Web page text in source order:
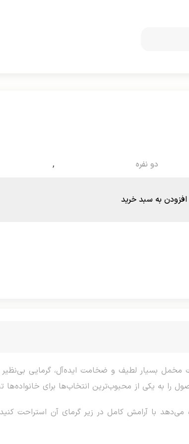
دو نفره ,
افزودن به سبد خرید
مخمل بسیار لطیف و ضخامت ایده‌آل، گرمایی
به یکی از محبوب‌ترین انتخاب‌ها برای خانواده‌ها
می‌دهد با آرامش کامل در زیر گرمای آن استراحت